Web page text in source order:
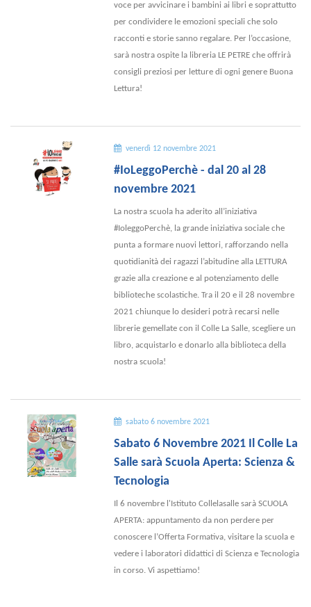
voce per avvicinare i bambini ai libri e soprattutto
per condividere le emozioni speciali che solo
racconti e storie sanno regalare. Per l’occasione,
sarà nostra ospite la libreria LE PETRE che offrirà
consigli preziosi per letture di ogni genere Buona
Lettura!
venerdì 12 novembre 2021
#IoLeggoPerchè - dal 20 al 28
novembre 2021
La nostra scuola ha aderito all’iniziativa
#IoleggoPerchè, la grande iniziativa sociale che
punta a formare nuovi lettori, rafforzando nella
quotidianità dei ragazzi l’abitudine alla LETTURA
grazie alla creazione e al potenziamento delle
biblioteche scolastiche. Tra il 20 e il 28 novembre
2021 chiunque lo desideri potrà recarsi nelle
librerie gemellate con il Colle La Salle, scegliere un
libro, acquistarlo e donarlo alla biblioteca della
nostra scuola!
sabato 6 novembre 2021
Sabato 6 Novembre 2021 Il Colle La
Salle sarà Scuola Aperta: Scienza &
Tecnologia
Il 6 novembre l'Istituto Collelasalle sarà SCUOLA
APERTA: appuntamento da non perdere per
conoscere l’Offerta Formativa, visitare la scuola e
vedere i laboratori didattici di Scienza e Tecnologia
in corso. Vi aspettiamo!